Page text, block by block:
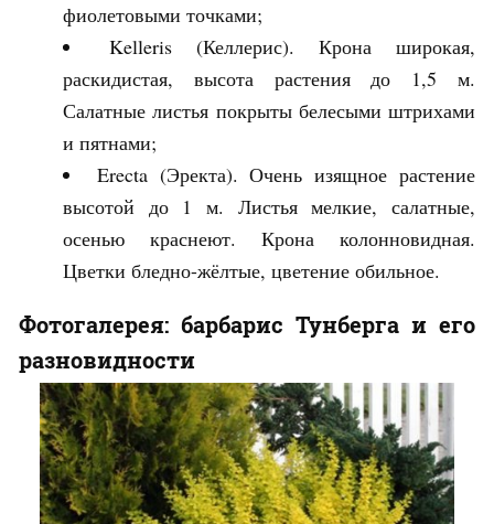
фиолетовыми точками;
Kelleris (Келлерис). Крона широкая,
раскидистая, высота растения до 1,5 м.
Салатные листья покрыты белесыми штрихами
и пятнами;
Erecta (Эректа). Очень изящное растение
высотой до 1 м. Листья мелкие, салатные,
осенью краснеют. Крона колонновидная.
Цветки бледно-жёлтые, цветение обильное.
Фотогалерея: барбарис Тунберга и его
разновидности